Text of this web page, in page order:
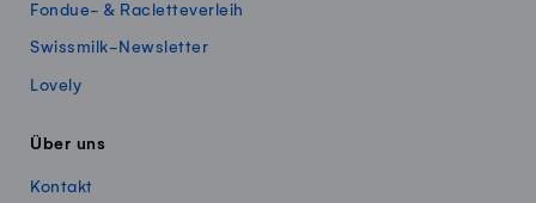
Fondue- & Racletteverleih
Swissmilk-Newsletter
Lovely
Über uns
Kontakt